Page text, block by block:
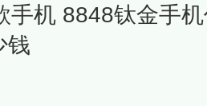
手机 8848钛金手
钱